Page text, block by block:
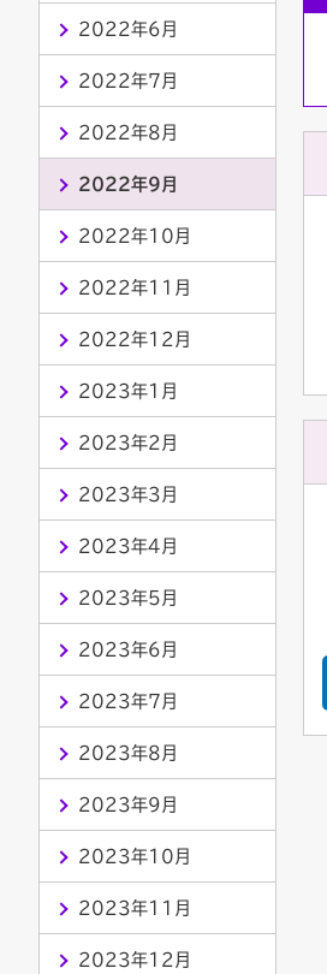
2022年6月
2022年7月
2022年8月
2022年9月
2022年10月
2022年11月
2022年12月
2023年1月
2023年2月
2023年3月
2023年4月
2023年5月
2023年6月
2023年7月
2023年8月
2023年9月
2023年10月
2023年11月
2023年12月